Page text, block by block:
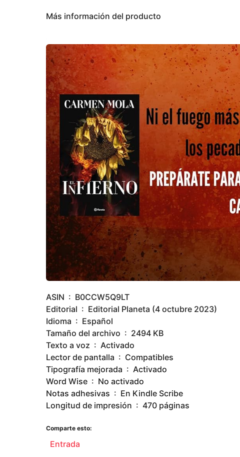
Más información del producto
ASIN ‏ : ‎ B0CCW5Q9LT
Editorial ‏ : ‎ Editorial Planeta (4 octubre 2023)
Idioma ‏ : ‎ Español
Tamaño del archivo ‏ : ‎ 2494 KB
Texto a voz ‏ : ‎ Activado
Lector de pantalla ‏ : ‎ Compatibles
Tipografía mejorada ‏ : ‎ Activado
Word Wise ‏ : ‎ No activado
Notas adhesivas ‏ : ‎ En Kindle Scribe
Longitud de impresión ‏ : ‎ 470 páginas
Comparte esto:
Entrada